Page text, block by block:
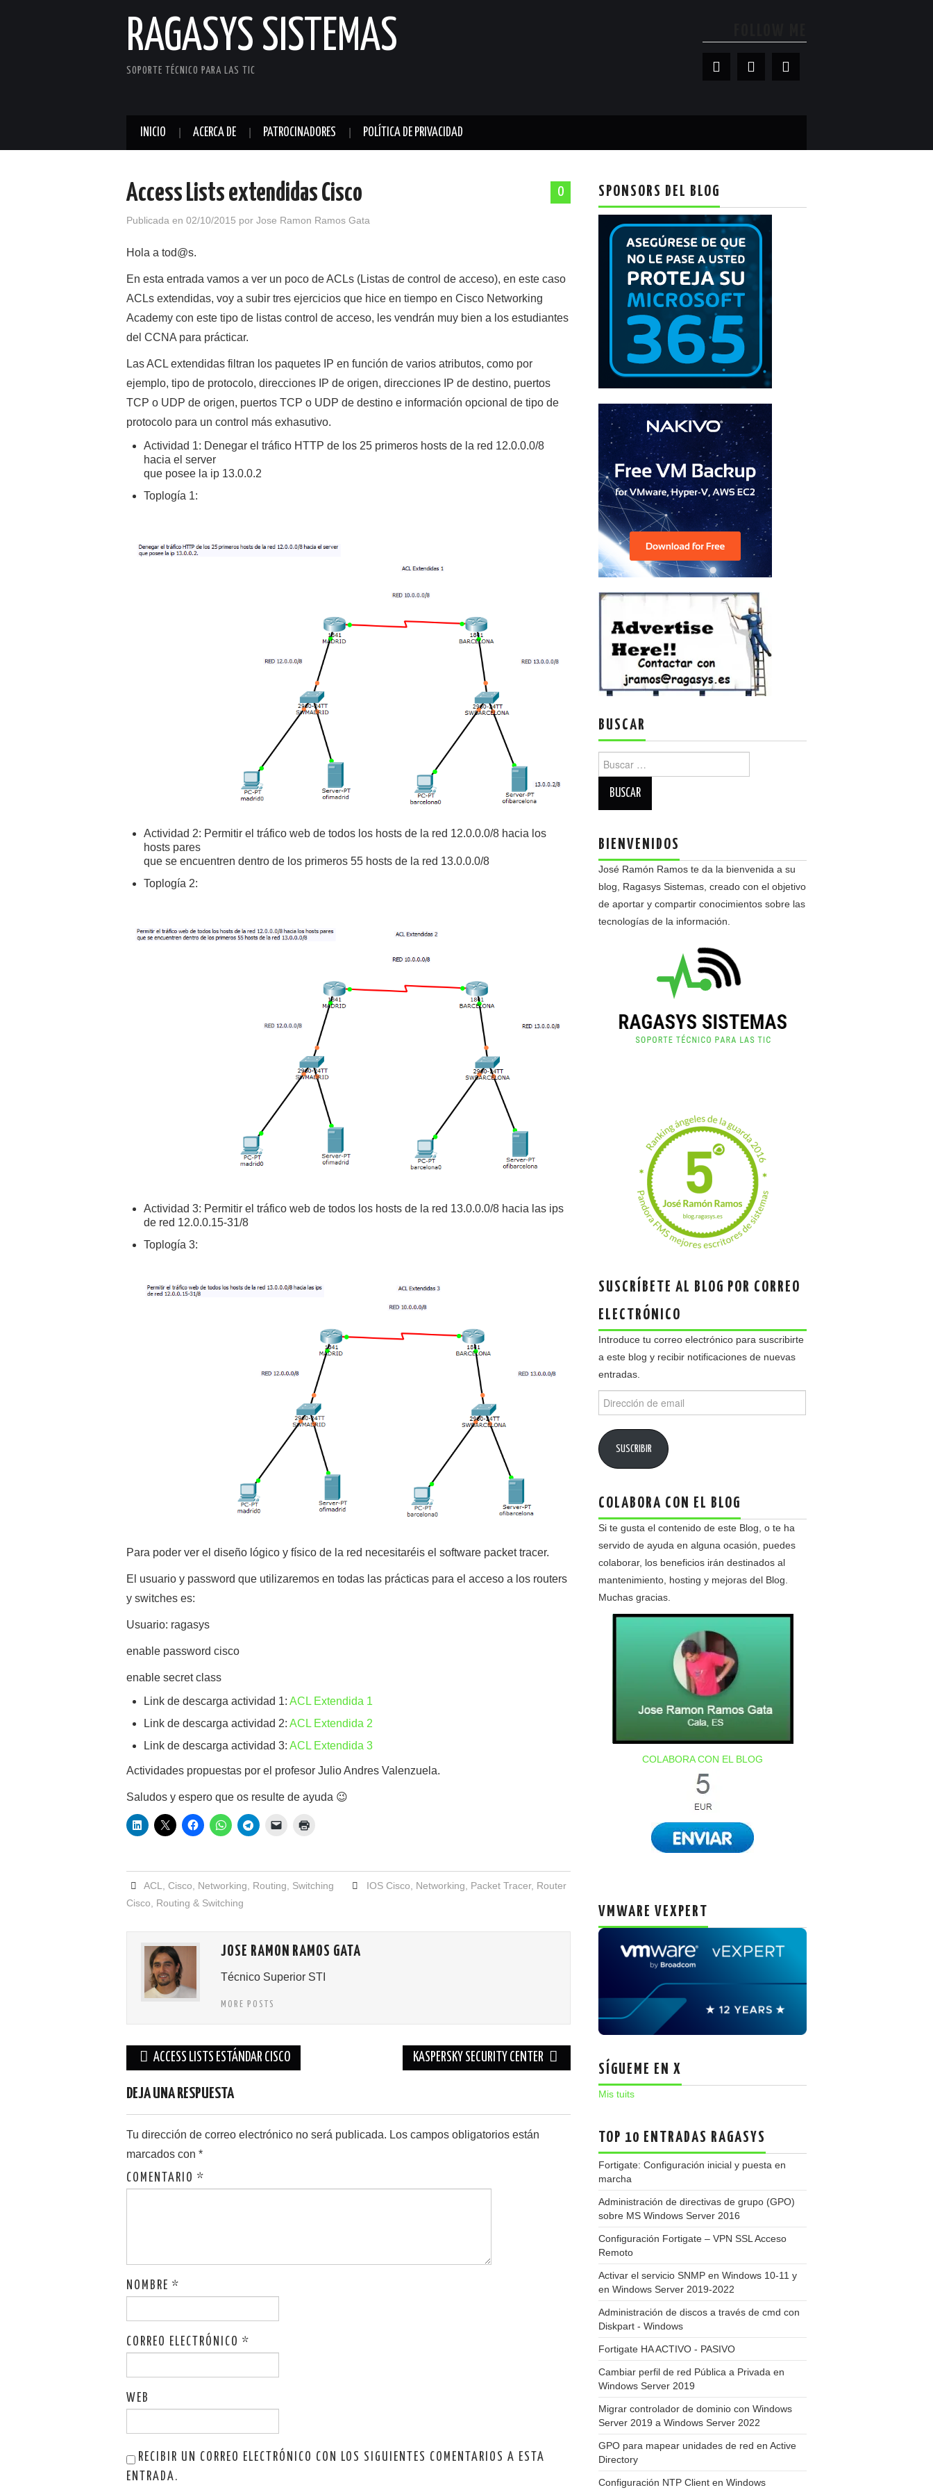
RAGASYS SISTEMAS
SOPORTE TÉCNICO PARA LAS TIC
INICIO ACERCA DE PATROCINADORES POLÍTICA DE PRIVACIDAD
0
Access Lists extendidas Cisco
Publicada en 02/10/2015 por Jose Ramon Ramos Gata
Hola a tod@s.
En esta entrada vamos a ver un poco de ACLs (Listas de control de acceso), en este caso
ACLs extendidas, voy a subir tres ejercicios que hice en tiempo en Cisco Networking
Academy con este tipo de listas control de acceso, les vendrán muy bien a los estudiantes
del CCNA para prácticar.
Las ACL extendidas filtran los paquetes IP en función de varios atributos, como por
ejemplo, tipo de protocolo, direcciones IP de origen, direcciones IP de destino, puertos
TCP o UDP de origen, puertos TCP o UDP de destino e información opcional de tipo de
protocolo para un control más exhasutivo.
Actividad 1: Denegar el tráfico HTTP de los 25 primeros hosts de la red 12.0.0.0/8
hacia el server
que posee la ip 13.0.0.2
Toplogía 1:
Actividad 2: Permitir el tráfico web de todos los hosts de la red 12.0.0.0/8 hacia los
hosts pares
que se encuentren dentro de los primeros 55 hosts de la red 13.0.0.0/8
Toplogía 2:
Actividad 3: Permitir el tráfico web de todos los hosts de la red 13.0.0.0/8 hacia las ips
de red 12.0.0.15-31/8
Toplogía 3:
Para poder ver el diseño lógico y físico de la red necesitaréis el software packet tracer.
El usuario y password que utilizaremos en todas las prácticas para el acceso a los routers
y switches es:
Usuario: ragasys
enable password cisco
enable secret class
Link de descarga actividad 1: ACL Extendida 1
Link de descarga actividad 2: ACL Extendida 2
Link de descarga actividad 3: ACL Extendida 3
Actividades propuestas por el profesor Julio Andres Valenzuela.
Saludos y espero que os resulte de ayuda 😉
ACL,Cisco, Networking, Routing, Switching IOS Cisco, Networking, Packet Tracer, Router
Cisco, Routing & Switching
JOSE RAMON RAMOS GATA
Técnico Superior STI
MORE POSTS
Navegación
entradas
ACCESS LISTS ESTÁNDAR CISCO KASPERSKY SECURITY CENTER
DEJA UNA RESPUESTA
Tu dirección de correo electrónico no será publicada. Los campos obligatorios están
marcados con *
COMENTARIO *
NOMBRE *
CORREO ELECTRÓNICO *
WEB
RECIBIR UN CORREO ELECTRÓNICO CON LOS SIGUIENTES COMENTARIOS A ESTA
ENTRADA.
SPONSORS DEL BLOG
BUSCAR
BIENVENIDOS
José Ramón Ramos te da la bienvenida a su
blog, Ragasys Sistemas, creado con el objetivo
de aportar y compartir conocimientos sobre las
tecnologías de la información.
SUSCRÍBETE AL BLOG POR CORREO
ELECTRÓNICO
Introduce tu correo electrónico para suscribirte
a este blog y recibir notificaciones de nuevas
entradas.
de
SUSCRIBIR
COLABORA CON EL BLOG
Si te gusta el contenido de este Blog, o te ha
servido de ayuda en alguna ocasión, puedes
colaborar, los beneficios irán destinados al
mantenimiento, hosting y mejoras del Blog.
Muchas gracias.
COLABORA CON EL BLOG
VMWARE VEXPERT
SÍGUEME EN X
Mis tuits
TOP 10 ENTRADAS RAGASYS
Fortigate: Configuración inicial y puesta en
marcha
Administración de directivas de grupo (GPO)
sobre MS Windows Server 2016
Configuración Fortigate – VPN SSL Acceso
Remoto
Activar el servicio SNMP en Windows 10-11 y
en Windows Server 2019-2022
Administración de discos a través de cmd con
Diskpart - Windows
Fortigate HA ACTIVO - PASIVO
Cambiar perfil de red Pública a Privada en
Windows Server 2019
Migrar controlador de dominio con Windows
Server 2019 a Windows Server 2022
GPO para mapear unidades de red en Active
Directory
Configuración NTP Client en Windows